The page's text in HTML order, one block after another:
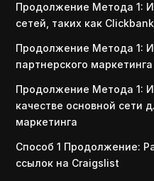
Продолжение Метода 1:
сетей, таких как Clickbank
Продолжение Метода 1:
партнерского маркетинга
Продолжение Метода 1:
качестве основной сети
маркетинга
Способ 1 Продолжение:
ссылок на Craigslist